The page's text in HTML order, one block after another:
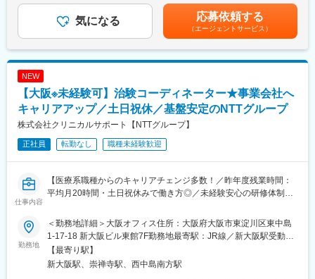
■研修制度
・導入研修(入社後2週間の座学研修)ビジネスマナー、PC操作、薬
学びます。各単元毎に専属社員が講義ををいます。
・継続研修：週に1回、最新の治験情報や振り返りを行い、スキル
アップを図っていきます。
・製薬会社担当者に対して：
実施している治験に関する情報を担当者へ提供し、治験進行の調
品など大規模病院ならではのプロジェクトを狭く深く経験できま
す。
大規模病院では、複数のプロジェクトを受託する為、必ず複数名
フイベントと両立して長く就業出来るように、完全チーム制や時
間単位の有給取得、スーパーフレックスタイム制度を導入し（原
育児休業は満3歳まで、育児短時間勤務は小学校3年年まで利用可
能です。
■キャリアパス
業手当＞有＜給与補足＞■優秀成績者は別途5万円、3万円、1万円/
月の報奨金あり（月3人程度）。■出張（外勤）手当有り（実費
+距離に応じて支給）■入社5年目チーフ、500万円（手当込・残業
代別）■入社7年目リーダー、550万円（手当込・残業代別）賃金
はあくまでも目安の金額であり、選考を通じて上下する可能性が
気になる 応募依頼する
（エージェントサービス）
NEW
【大阪※未経験可】治験コーディネーター★事業会社へ
キャリアアップ／土日祝休／基盤安定のNTTグループ
株式会社クリニカルサポート【NTTグループ】
正社員 転勤なし 職種未経験歓迎
仕事内容
【医療系職種からのキャリアチェンジ多数！／昨年度残業時間：
平均月20時間・土日祝休みで働き方◎／未経験安心の研修体制】
【はじめに】
大病院を中心とした医療機関内で、患者様や医師、各部門間のコ
ーディネート（調整）業務を行い、製薬会社と医療機関の架け橋
となり、臨床試験（治験）のスムーズな進行支援をお任せしま
す。
勤務地
＜勤務地詳細＞大阪オフィス住所：大阪府大阪市東淀川区東中島
1-17-18 新大阪ビル東館7F勤務地最寄駅：JR線／新大阪駅受動喫
煙対策：屋内全面禁煙変更の範囲：会社の定める事業所
【最寄り駅】
新大阪駅、崇禅寺駅、西中島南方駅